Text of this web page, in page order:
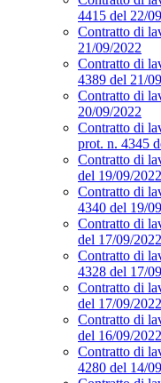
4415 del 22/
Contratto di
21/09/2022
Contratto di
4389 del 21/
Contratto di
20/09/2022
Contratto di
prot. n. 4345
Contratto di
del 19/09/2022
Contratto di
4340 del 19/
Contratto di
del 17/09/2022
Contratto di
4328 del 17/
Contratto di
del 17/09/2022
Contratto di
del 16/09/2022
Contratto di
4280 del 14/